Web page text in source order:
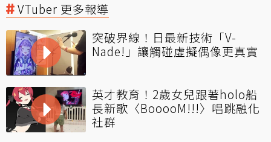
VTuber 更多報導
突破界線！日最新技術「V-
Nade!」讓觸碰虛擬偶像更真實
英才教育！2歲女兒跟著holo船
長新歌〈BooooM!!!〉唱跳融化
社群